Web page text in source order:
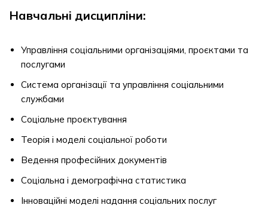
Навчальні дисципліни:
Управління соціальними організаціями, проєктами та
послугами
Система організації та управління соціальними
службами
Соціальне проєктування
Теорія і моделі соціальної роботи
Ведення професійних документів
Соціальна і демографічна статистика
Інноваційні моделі надання соціальних послуг